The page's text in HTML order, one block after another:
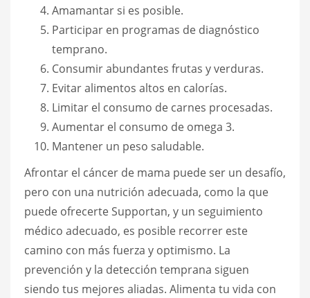
Amamantar si es posible.
Participar en programas de diagnóstico
temprano.
Consumir abundantes frutas y verduras.
Evitar alimentos altos en calorías.
Limitar el consumo de carnes procesadas.
Aumentar el consumo de omega 3.
Mantener un peso saludable.
Afrontar el cáncer de mama puede ser un desafío,
pero con una nutrición adecuada, como la que
puede ofrecerte Supportan, y un seguimiento
médico adecuado, es posible recorrer este
camino con más fuerza y optimismo. La
prevención y la detección temprana siguen
siendo tus mejores aliadas. Alimenta tu vida con